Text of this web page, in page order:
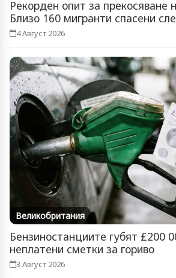
Рекорден опит за
Близо 160 мигранти спасени
4 Август 2026
Великобритания
Бензиностанциите губят £200
неплатени сметки за гориво
3 Август 2026